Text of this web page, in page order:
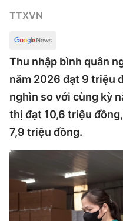
TTXVN
Thu nhập bình quân
năm 2026 đạt 9 triệu
nghìn so với cùng kỳ
thị đạt 10,6 triệu
7,9 triệu đồng.